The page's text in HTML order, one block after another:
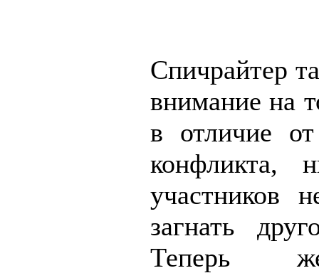
Спичрайтер
внимание на
в отличие
конфликта,
участников
загнать
Теперь